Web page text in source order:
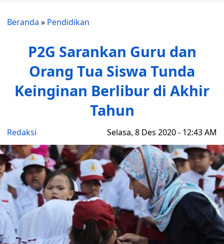
Beranda » Pendidikan
P2G Sarankan Guru dan
Orang Tua Siswa Tunda
Keinginan Berlibur di Akhir
Tahun
Redaksi Selasa, 8 Des 2020 - 12:43 AM